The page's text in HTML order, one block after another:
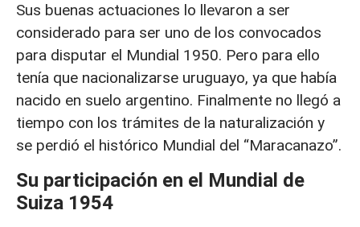
Sus buenas actuaciones lo llevaron a ser
considerado para ser uno de los convocados
para disputar el Mundial 1950. Pero para ello
tenía que nacionalizarse uruguayo, ya que había
nacido en suelo argentino. Finalmente no llegó a
tiempo con los trámites de la naturalización y
se perdió el histórico Mundial del “Maracanazo”.
Su participación en el Mundial de
Suiza 1954